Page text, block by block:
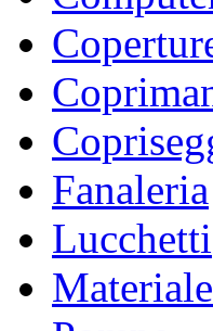
Fanaleria
Lucchetti